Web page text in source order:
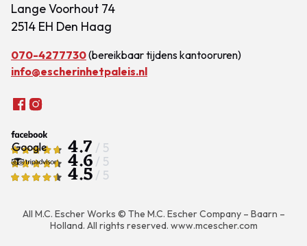
Lange Voorhout 74
2514 EH Den Haag
070-4277730(bereikbaar tijdens kantooruren)
info@escherinhetpaleis.nl
4.7 / 5
4.6 / 5
4.5 / 5
All M.C. Escher Works © The M.C. Escher Company – Baarn –
Holland. All rights reserved. www.mcescher.com